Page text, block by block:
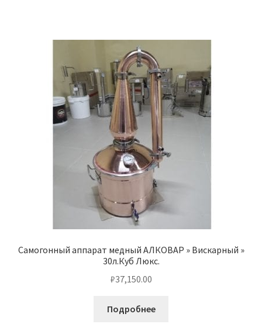
Самогонный аппарат медный АЛКОВАР » Вискарный »
30л.Куб Люкс.
₽37,150.00
Подробнее